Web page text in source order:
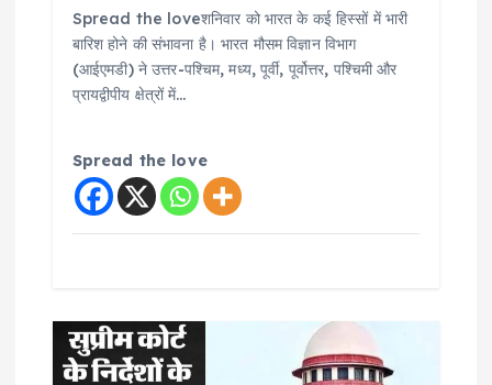
Spread the loveशनिवार को भारत के कई हिस्सों में भारी
बारिश होने की संभावना है। भारत मौसम विज्ञान विभाग
(आईएमडी) ने उत्तर-पश्चिम, मध्य, पूर्वी, पूर्वोत्तर, पश्चिमी और
प्रायद्वीपीय क्षेत्रों में…
Spread the love